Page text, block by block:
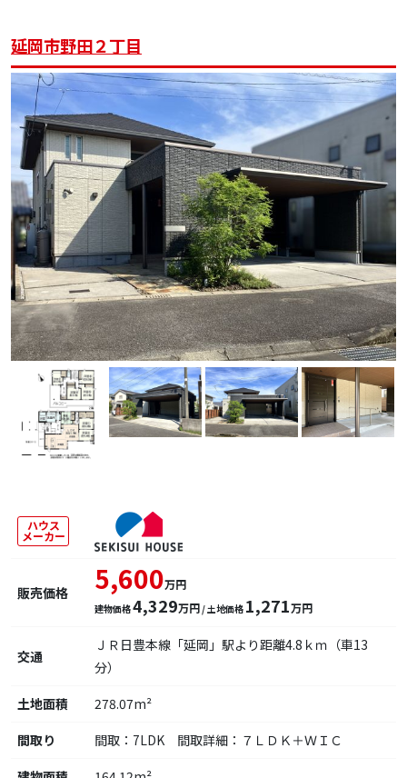
延岡市野田２丁目
ハウス
メーカー
販売価格 5,600万円
建物価格4,329万円/ 土地価格 1,271万円
交通
ＪＲ日豊本線「延岡」駅より距離4.8ｋｍ（車13
分）
土地面積
278.07m²
間取り
間取：7LDK 間取詳細：７ＬＤＫ＋ＷＩＣ